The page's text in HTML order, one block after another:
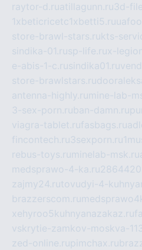
raytor-d.ruatillagunn.ru3d-
1xbeticricetc1xbetti5.ru
store-brawl-stars.rukts-
sindika-01.rusp-life.rux-
e-abis-1-c.rusindika01.ru
store-brawlstars.ru
antenna-highly.ru mine-lab-
3-sex-porn.ruban-damn.ru
viagra-tablet.rufasbags.ru
fincontech.ru3sexporn.ru
rebus-toys.ru minelab-msk.ru
medsprawo-4-ka.ru
zajmy24.rutovudyi-4-
brazzerscom.ru
xehyroo5kuhnyanazakaz.ru
vskrytie-zamkov-moskva-
zed-online.rupimchax.ru